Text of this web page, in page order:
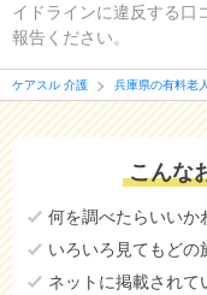
イドラインに違反する口
報告ください。
ケアスル 介護 兵庫県の有料老
こんな
何を調べたらいいか
いろいろ見てもどの
ネットに掲載されて